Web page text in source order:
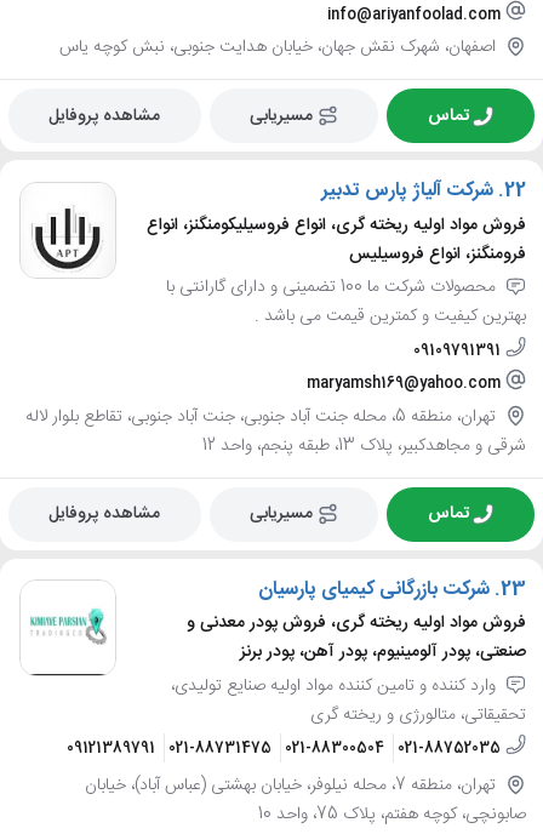
info@ariyanfoolad.com
اصفهان، شهرک نقش جهان، خیابان هدایت جنوبی، نبش کوچه یاس
تماس مسیریابی مشاهده پروفایل
22. شرکت آلیاژ پارس تدبیر
فروش مواد اولیه ریخته گری، انواع فروسیلیکومنگنز، انواع
فرومنگنز، انواع فروسیلیس
محصولات شرکت ما 100 تضمینی و دارای گارانتی با
بهترین کیفیت و کمترین قیمت می باشد .
09109791391
maryamsh169@yahoo.com
تهران، منطقه 5، محله جنت آباد جنوبی، جنت آباد جنوبی، تقاطع بلوار لاله
شرقی و مجاهدکبیر، پلاک 13، طبقه پنجم، واحد 12
تماس مسیریابی مشاهده پروفایل
23. شرکت بازرگانی کیمیای پارسیان
فروش مواد اولیه ریخته گری، فروش پودر معدنی و
صنعتی، پودر آلومینیوم، پودر آهن، پودر برنز
وارد کننده و تامین کننده مواد اولیه صنایع تولیدی،
تحقیقاتی، متالورژی و ریخته گری
021-88752035
021-88300504
021-88731475
09121389791
تهران، منطقه 7، محله نیلوفر، خیابان بهشتی (عباس آباد)، خیابان
صابونچی، کوچه هفتم، پلاک 75، واحد 10